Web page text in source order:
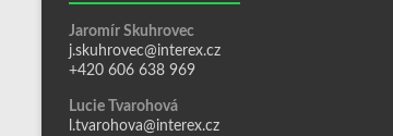
Jaromír Skuhrovec
j.skuhrovec@interex.cz
+420 606 638 969
Lucie Tvarohová
l.tvarohova@interex.cz